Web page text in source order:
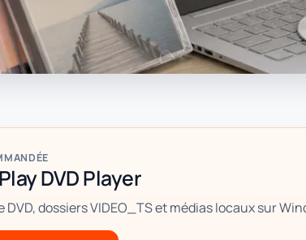
DVD Player
DVD, dossiers VIDEO_TS et médias locaux sur